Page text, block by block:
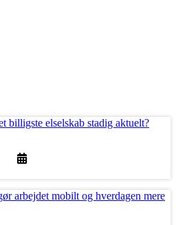
billigste elselskab stadig aktuelt?
arbejdet mobilt og hverdagen mere